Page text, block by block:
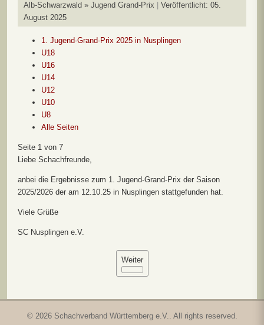
Alb-Schwarzwald » Jugend Grand-Prix
Veröffentlicht: 05.
August 2025
1. Jugend-Grand-Prix 2025 in Nusplingen
U18
U16
U14
U12
U10
U8
Alle Seiten
Seite 1 von 7
Liebe Schachfreunde,
anbei die Ergebnisse zum 1. Jugend-Grand-Prix der Saison
2025/2026 der am 12.10.25 in Nusplingen stattgefunden hat.
Viele Grüße
SC Nusplingen e.V.
Weiter
© 2026 Schachverband Württemberg e.V.. All rights reserved.